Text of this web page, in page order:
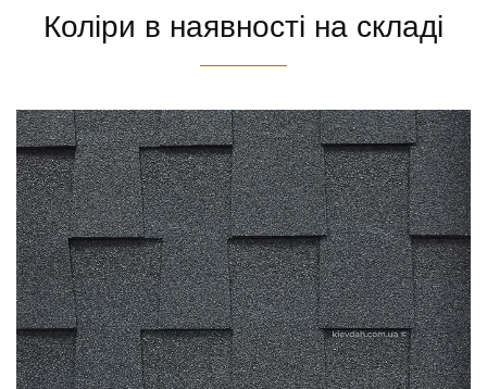
Коліри в наявності на складі